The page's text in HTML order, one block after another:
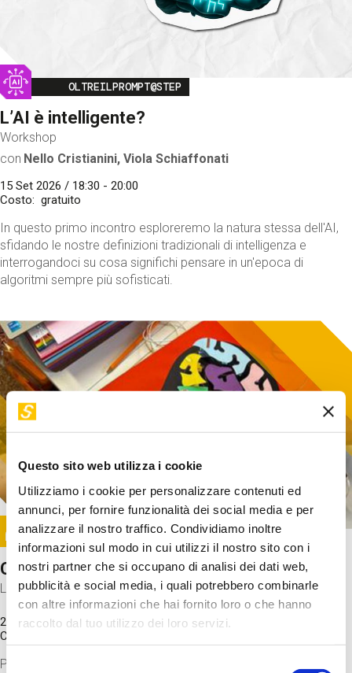
Questo sito web utilizza i cookie
Utilizziamo i cookie per personalizzare contenuti ed
annunci, per fornire funzionalità dei social media e per
analizzare il nostro traffico. Condividiamo inoltre
informazioni sul modo in cui utilizzi il nostro sito con i
nostri partner che si occupano di analisi dei dati web,
pubblicità e social media, i quali potrebbero combinarle
con altre informazioni che hai fornito loro o che hanno
raccolto dal tuo utilizzo dei loro servizi.
Selezione
Image
OLTREILPROMPT@STEP
L’AI è intelligente?
Workshop
con Nello Cristianini, Viola Schiaffonati
15 Set 2026 / 18:30 - 20:00
Costo
gratuito
In questo primo incontro esploreremo la natura stessa dell'AI,
sfidando le nostre definizioni tradizionali di intelligenza e
interrogandoci su cosa significhi pensare in un'epoca di
algoritmi sempre più sofisticati.
Image
SUNDAY@STEP
Come funziona il cervello?
Laboratorio
20 Set 2026 / 11:15 - 13:00
Costo
Proveremo a costruire un cervello in cartoncino cercando di